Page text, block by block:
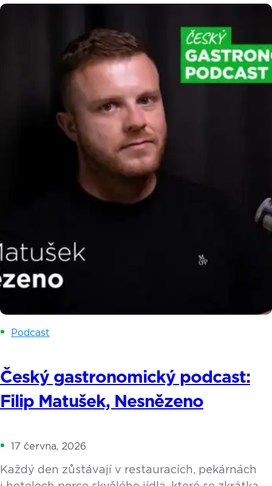
pokladnách. Přečtěte si kompletní přehled. Nová
asistentka Doty mění vzhled a nově funguje
v online adminu (vzdálené správě) i na mobilních
Podcast
Český gastronomický podcast:
Filip Matušek, Nesnězeno
17 června, 2026
Každý den zůstávají v restauracích, pekárnách